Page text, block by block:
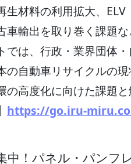
材料の利用拡大、ELV
車輸出を取り巻く課題
では、行政・業界団体
の自動車リサイクルの
高度化に向けた課題と
https://go.iru-
中！パネル・パンフ